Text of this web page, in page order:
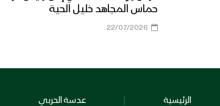
حماس المجاهد خليل الحية
22/07/2026
الرئيسية عدسة الحربي